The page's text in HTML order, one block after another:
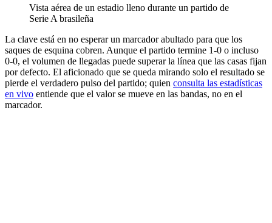
Vista aérea de un estadio lleno durante un partido de
Serie A brasileña
La clave está en no esperar un marcador abultado para que los
saques de esquina cobren. Aunque el partido termine 1-0 o incluso
0-0, el volumen de llegadas puede superar la línea que las casas fijan
por defecto. El aficionado que se queda mirando solo el resultado se
pierde el verdadero pulso del partido; quien consulta las estadísticas
en vivo entiende que el valor se mueve en las bandas, no en el
marcador.